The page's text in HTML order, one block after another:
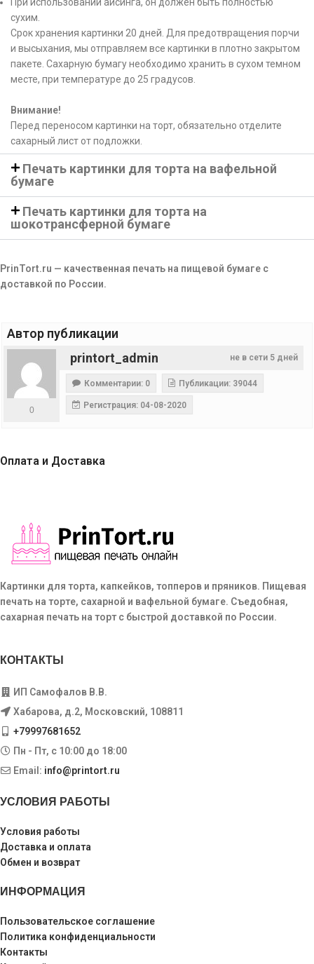
При использовании айсинга, он должен быть полностью
сухим.
Срок хранения картинки 20 дней. Для предотвращения порчи
и высыхания, мы отправляем все картинки в плотно закрытом
пакете. Сахарную бумагу необходимо хранить в сухом темном
месте, при температуре до 25 градусов.
Внимание!
Перед переносом картинки на торт, обязательно отделите
сахарный лист от подложки.
Печать картинки для торта на вафельной
бумаге
Печать картинки для торта на
шокотрансферной бумаге
PrinTort.ru — качественная печать на пищевой бумаге с
доставкой по России.
Автор публикации
не в сети 5 дней
printort_admin
0
Комментарии: 0 Публикации: 39044
Регистрация: 04-08-2020
Оплата и Доставка
Картинки для торта, капкейков, топперов и пряников. Пищевая
печать на торте, сахарной и вафельной бумаге. Съедобная,
сахарная печать на торт с быстрой доставкой по России.
КОНТАКТЫ
ИП Самофалов В.В.
Хабарова, д.2, Московский, 108811
+79997681652
Пн - Пт, с 10:00 до 18:00
Email: info@printort.ru
УСЛОВИЯ РАБОТЫ
Условия работы
Доставка и оплата
Обмен и возврат
ИНФОРМАЦИЯ
Пользовательское соглашение
Политика конфиденциальности
Контакты